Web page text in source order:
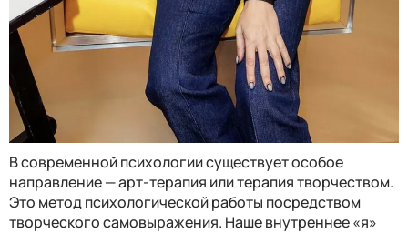
В современной психологии существует особое
направление — арт-терапия или терапия творчеством.
Это метод психологической работы посредством
творческого самовыражения. Наше внутреннее «я»